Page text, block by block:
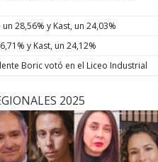
28,56% y Kast, un 24,03%
y Kast, un 24,12%
Boric votó en el Liceo Industrial
2025